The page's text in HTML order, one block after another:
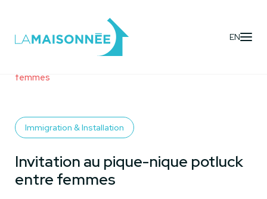
EN
femmes
Immigration & Installation
Invitation au pique-nique potluck
entre femmes